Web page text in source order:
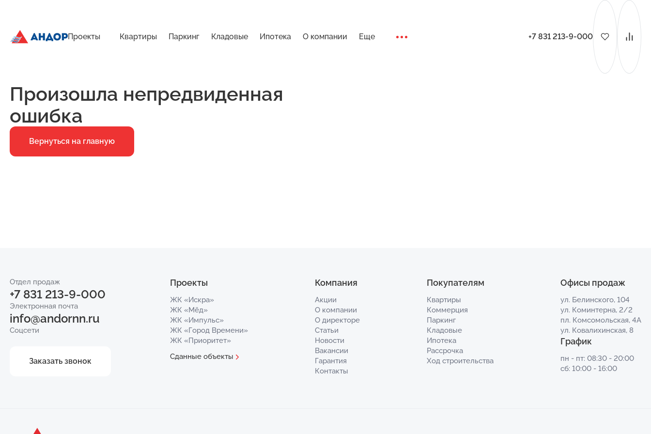
Проекты Квартиры Паркинг Кладовые Ипотека О компании Еще +7 831 213-9-000
Произошла непредвиденная
ошибка
Вернуться на главную
Отдел продаж
+7 831 213-9-000
Электронная почта
info@andornn.ru
Соцсети
Заказать звонок
Проекты
ЖК «Искра»
ЖК «Мёд»
ЖК «Импульс»
ЖК «Город Времени»
ЖК «Приоритет»
Сданные объекты
Компания
Акции
О компании
О директоре
Статьи
Новости
Вакансии
Гарантия
Контакты
Покупателям
Квартиры
Коммерция
Паркинг
Кладовые
Ипотека
Рассрочка
Ход строительства
Офисы продаж
ул. Белинского, 104
ул. Коминтерна, 2/2
пл. Комсомольская, 4А
ул. Ковалихинская, 8
График
пн - пт: 08:30 - 20:00
сб: 10:00 - 16:00